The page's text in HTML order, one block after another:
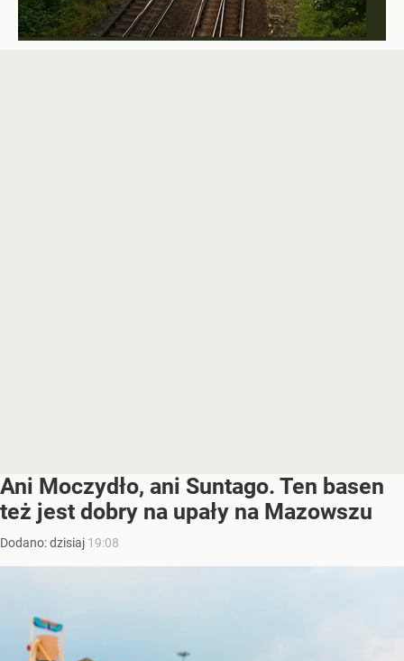
Ani Moczydło, ani Suntago. Ten basen
też jest dobry na upały na Mazowszu
Dodano:dzisiaj 19:08